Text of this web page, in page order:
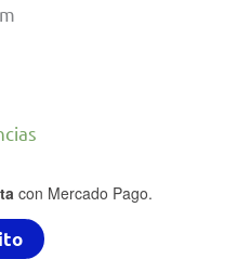
con Mercado Pago.